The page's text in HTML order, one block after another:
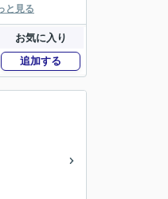
と見る
お気に入り
追加する